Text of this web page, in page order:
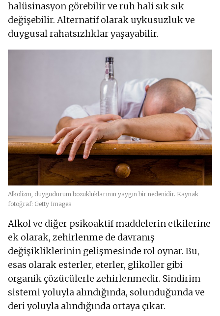
halüsinasyon görebilir ve ruh hali sık sık
değişebilir. Alternatif olarak uykusuzluk ve
duygusal rahatsızlıklar yaşayabilir.
Alkolizm, duygudurum bozukluklarının yaygın bir nedenidir. Kaynak
fotoğraf: Getty Images
Alkol ve diğer psikoaktif maddelerin etkilerine
ek olarak, zehirlenme de davranış
değişikliklerinin gelişmesinde rol oynar. Bu,
esas olarak esterler, eterler, glikoller gibi
organik çözücülerle zehirlenmedir. Sindirim
sistemi yoluyla alındığında, solunduğunda ve
deri yoluyla alındığında ortaya çıkar.